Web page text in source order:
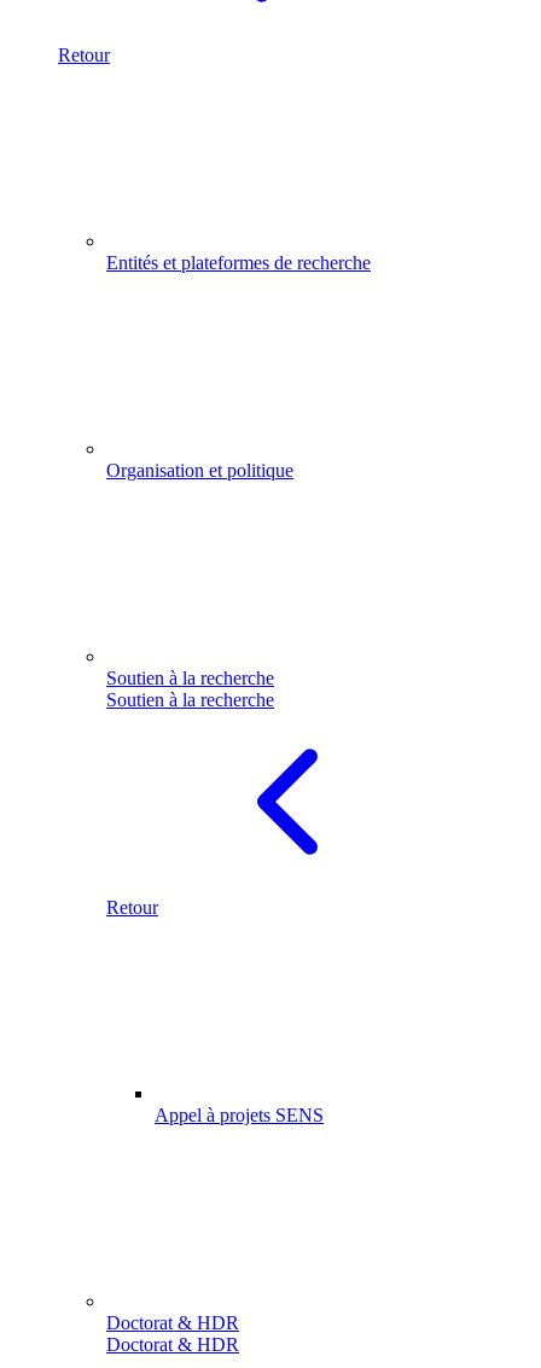
Retour
Entités et plateformes de recherche
Organisation et politique
Soutien à la recherche
Soutien à la recherche
Retour
Appel à projets SENS
Doctorat & HDR
Doctorat & HDR